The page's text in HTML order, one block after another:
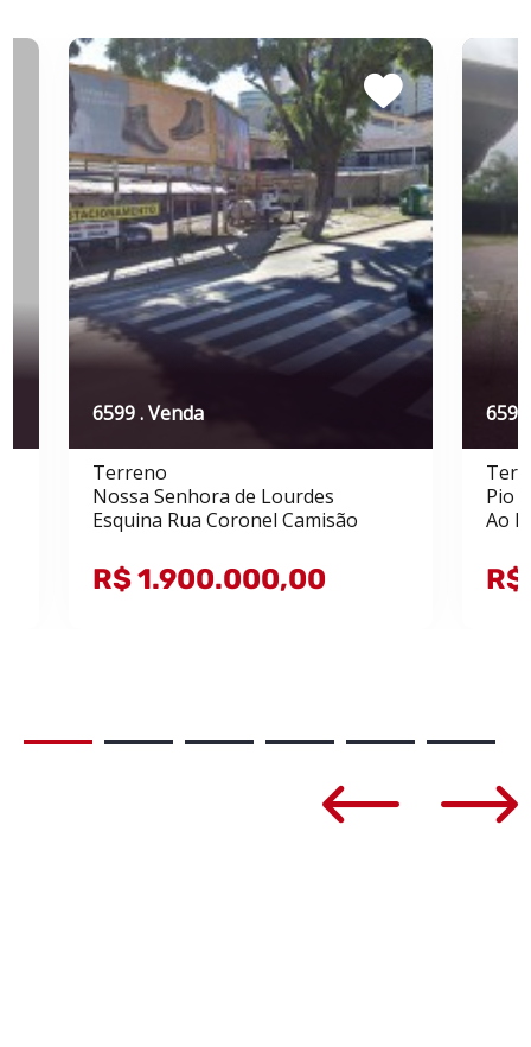
6599 . Venda
Terreno
Nossa Senhora de Lourdes
Esquina Rua Coronel Camisão
R$ 1.900.000,00
Pio X
Ao